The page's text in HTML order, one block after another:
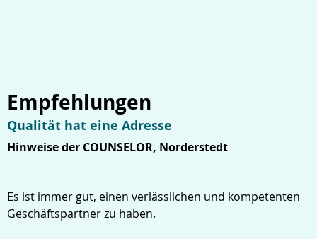
Empfehlungen
Qualität hat eine Adresse
Hinweise der COUNSELOR, Norderstedt
Es ist immer gut, einen verlässlichen und kompetenten
Geschäftspartner zu haben.